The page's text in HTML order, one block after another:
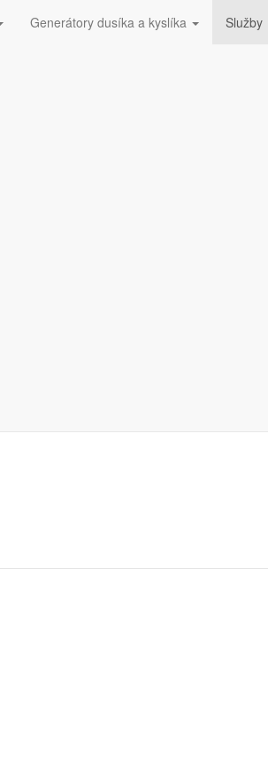
Generátory dusíka a kyslíka Služby
ktorý posúva spoločnosť vpred.